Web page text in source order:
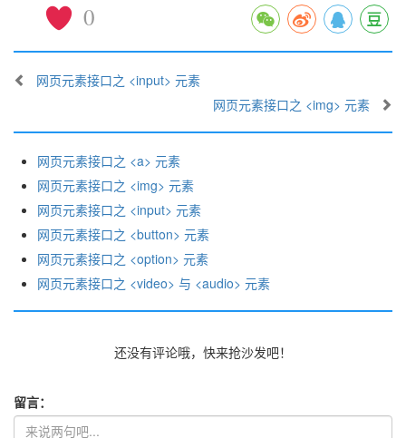
0
网页元素接口之 <input> 元素
网页元素接口之 <img> 元素
网页元素接口之 <a> 元素
网页元素接口之 <img> 元素
网页元素接口之 <input> 元素
网页元素接口之 <button> 元素
网页元素接口之 <option> 元素
网页元素接口之 <video> 与 <audio> 元素
还没有评论哦，快来抢沙发吧！
留言：